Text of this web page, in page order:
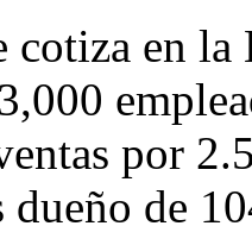
cotiza en
por
dueño de